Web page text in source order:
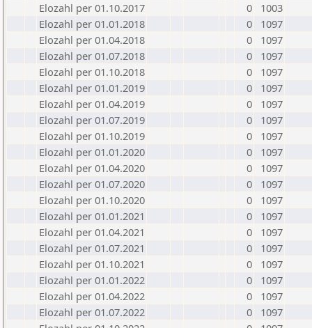
Elozahl per 01.10.2017
0
1003
Elozahl per 01.01.2018
0
1097
Elozahl per 01.04.2018
0
1097
Elozahl per 01.07.2018
0
1097
Elozahl per 01.10.2018
0
1097
Elozahl per 01.01.2019
0
1097
Elozahl per 01.04.2019
0
1097
Elozahl per 01.07.2019
0
1097
Elozahl per 01.10.2019
0
1097
Elozahl per 01.01.2020
0
1097
Elozahl per 01.04.2020
0
1097
Elozahl per 01.07.2020
0
1097
Elozahl per 01.10.2020
0
1097
Elozahl per 01.01.2021
0
1097
Elozahl per 01.04.2021
0
1097
Elozahl per 01.07.2021
0
1097
Elozahl per 01.10.2021
0
1097
Elozahl per 01.01.2022
0
1097
Elozahl per 01.04.2022
0
1097
Elozahl per 01.07.2022
0
1097